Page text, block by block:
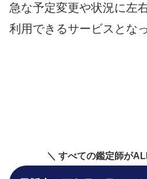
急な予定変更や状況に左
利用できるサービスとな
＼ すべての鑑定師が